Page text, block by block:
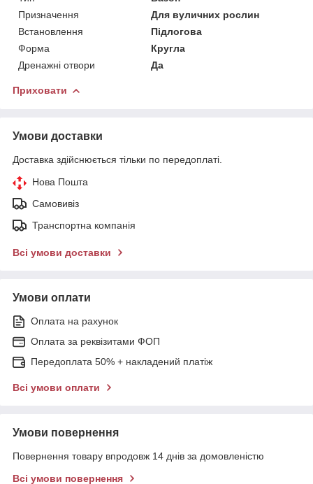
Призначення
Для вуличних рослин
Встановлення
Підлогова
Форма
Кругла
Дренажні отвори
Да
Приховати
Умови доставки
Доставка здійснюється тільки по передоплаті.
Нова Пошта
Самовивіз
Транспортна компанія
Всі умови доставки
Умови оплати
Оплата на рахунок
Оплата за реквізитами ФОП
Передоплата 50% + накладений платіж
Всі умови оплати
Умови повернення
Повернення товару впродовж 14 днів за домовленістю
Всі умови повернення